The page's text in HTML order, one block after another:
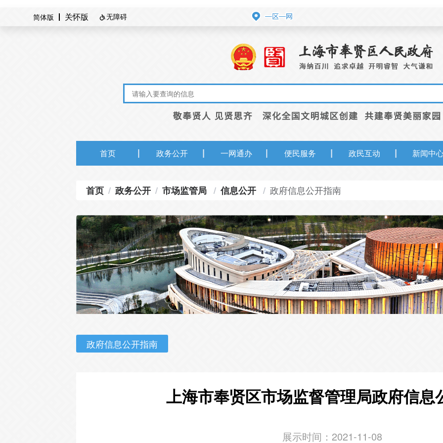
简体版 关怀版 无障碍
首页 政务公开 一网通办 便民服务 政民互动 新闻中
首页 / 政务公开 / 市场监管局 / 信息公开 / 政府信息公开指南
政府信息公开指南
上海市奉贤区市场监督管理局政府信息
展示时间：2021-11-08